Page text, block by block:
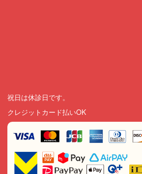
祝日は休診日です。
クレジットカード払いOK